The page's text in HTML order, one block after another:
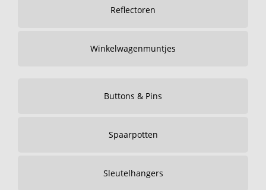
Reflectoren
Winkelwagenmuntjes
Buttons & Pins
Spaarpotten
Sleutelhangers